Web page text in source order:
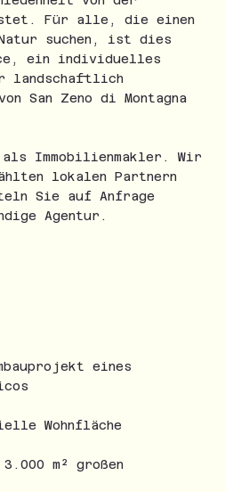
Für alle, die einen
suchen, ist dies
ein individuelles
landschaftlich
San Zeno di Montagna
Immobilienmakler. Wir
lokalen Partnern
Sie auf Anfrage
Agentur.
eines
Wohnfläche
m² großen